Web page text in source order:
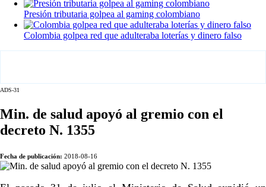
Presión tributaria golpea al gaming colombiano
Colombia golpea red que adulteraba loterías y dinero falso
ADS-31
Min. de salud apoyó al gremio con el
decreto N. 1355
Fecha de publicación: 2018-08-16